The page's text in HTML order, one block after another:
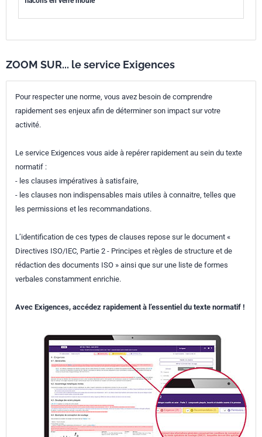
ZOOM SUR... le service Exigences
Pour respecter une norme, vous avez besoin de comprendre
rapidement ses enjeux afin de déterminer son impact sur votre
activité.
Le service Exigences vous aide à repérer rapidement au sein du texte
normatif :
- les clauses impératives à satisfaire,
- les clauses non indispensables mais utiles à connaitre, telles que
les permissions et les recommandations.
L’identification de ces types de clauses repose sur le document «
Directives ISO/IEC, Partie 2 - Principes et règles de structure et de
rédaction des documents ISO » ainsi que sur une liste de formes
verbales constamment enrichie.
Avec Exigences, accédez rapidement à l’essentiel du texte normatif !